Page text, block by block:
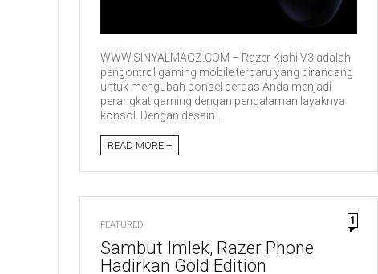
WWW.SINYALMAGZ.COM – Razer Kishi V3 adalah
pengontrol gaming mobile terbaru yang dirancang
untuk mengubah ponsel cerdas Anda menjadi
perangkat gaming dengan pengalaman layaknya
konsol. Dengan desain ...
READ MORE +
FEATURED 1
Sambut Imlek, Razer Phone
Hadirkan Gold Edition